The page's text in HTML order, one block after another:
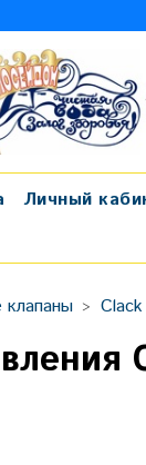
Личный
Clack